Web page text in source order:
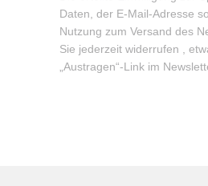
Daten, der E-Mail-Adresse
Nutzung zum Versand des
Sie jederzeit widerrufen ,
„Austragen“-Link im